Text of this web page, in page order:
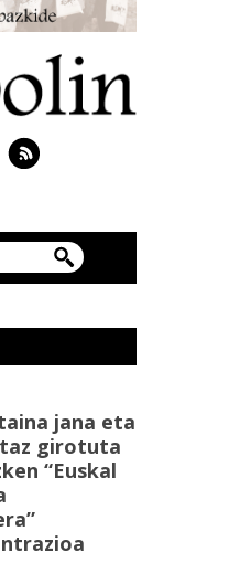
jana eta
girotuta
“Euskal